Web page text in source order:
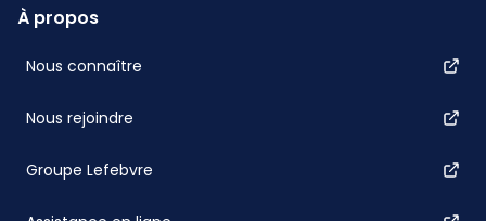
À propos
Nous connaître
Nous rejoindre
Groupe Lefebvre